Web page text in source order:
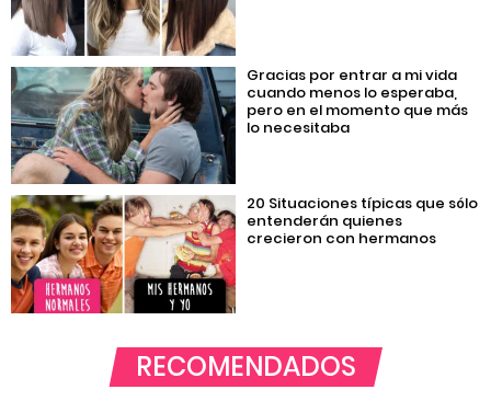
Gracias por entrar a mi vida
cuando menos lo esperaba,
pero en el momento que más
lo necesitaba
20 Situaciones típicas que sólo
entenderán quienes
crecieron con hermanos
RECOMENDADOS